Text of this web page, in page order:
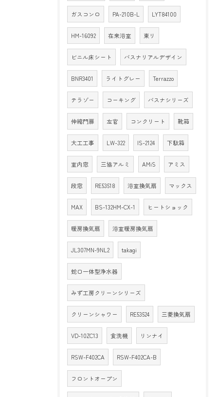
ガスコンロ PA-210B-L LYT84100
HM-16092 在来浴室 東リ
ビニル床シート バスナリアルデザイン
BNR3401 ライトグレー Terrazzo
テラゾー コーキング バスナシリーズ
伸縮門扉 左官 コンクリート 靴箱
大工工事 LW-322 IS-2124 下駄箱
室内窓 三協アルミ AMiS アミス
段窓 RE53518 浴室換気扇 マックス
MAX BS-132HM-CX-1 ヒートショック
暖房換気扇 浴室暖房換気扇
JL307MN-9NL2 takagi
蛇口一体型浄水器
みず工房クリーンシリーズ
クリーンシャワー RE53524 三菱換気扇
VD-10ZC13 食洗機 リンナイ
RSW-F402CA RSW-F402CA-B
フロントオープン